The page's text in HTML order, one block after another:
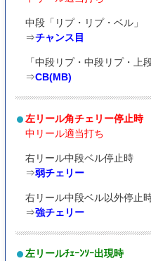
中段「リプ・リプ・ベル」
⇒チャンス目
「中段リプ・中段リプ・上
⇒CB(MB)
左リール角チェリー停止時
中リール適当打ち
右リール中段ベル停止時
⇒弱チェリー
右リール中段ベル以外停止
⇒強チェリー
左リールﾁｪｰﾝｿｰ出現時